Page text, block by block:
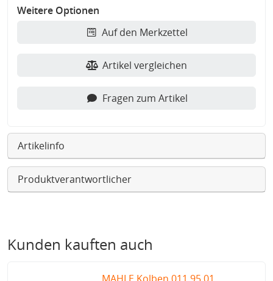
Weitere Optionen
Auf den Merkzettel
Artikel vergleichen
Fragen zum Artikel
Artikelinfo
Produktverantwortlicher
Kunden kauften auch